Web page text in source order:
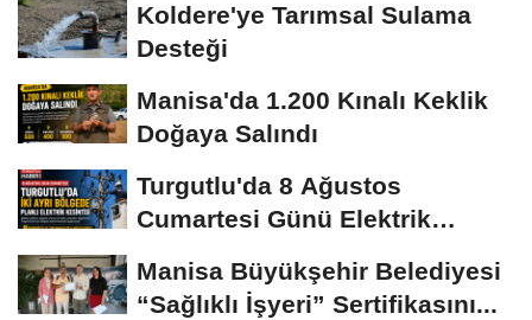
Koldere'ye Tarımsal Sulama
Desteği
Manisa'da 1.200 Kınalı Keklik
Doğaya Salındı
Turgutlu'da 8 Ağustos
Cumartesi Günü Elektrik
Manisa Büyükşehir Belediyesi
“Sağlıklı İşyeri” Sertifikasını...